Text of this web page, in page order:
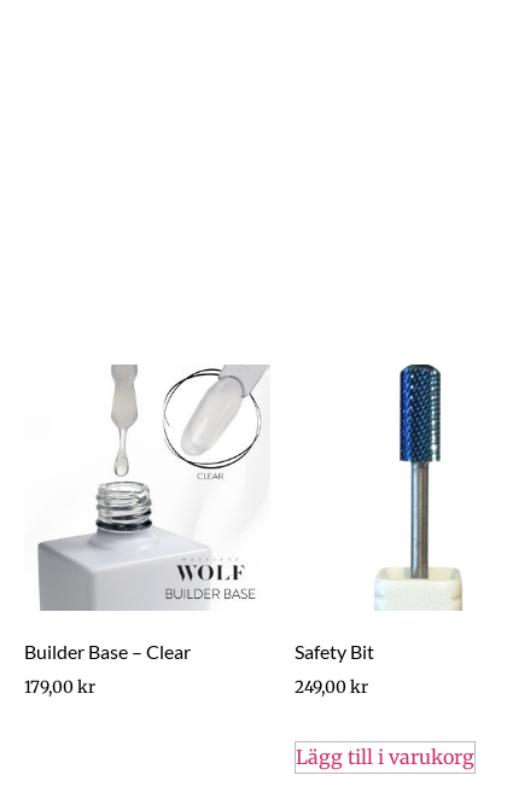
Builder Base – Clear
179,00kr
Safety Bit
249,00kr
Lägg till i varukorg